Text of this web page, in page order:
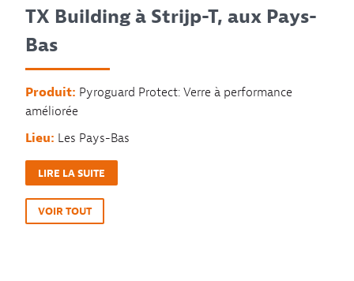
TX Building à Strijp-T, aux Pays-
Bas
Produit: Pyroguard Protect: Verre à performance
améliorée
Lieu: Les Pays-Bas
LIRE LA SUITE
VOIR TOUT